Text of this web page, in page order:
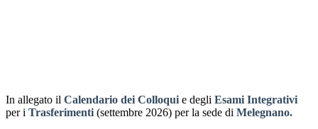
In allegato il Calendario dei Colloqui e degli Esami Integrativi
per i Trasferimenti (settembre 2026) per la sede di Melegnano.